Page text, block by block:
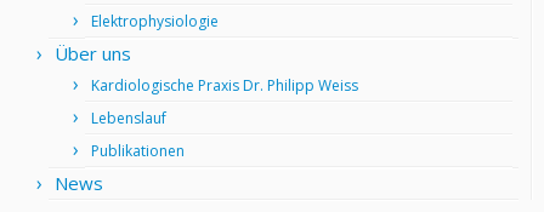
Elektrophysiologie
Über uns
Kardiologische Praxis Dr. Philipp Weiss
Lebenslauf
Publikationen
News